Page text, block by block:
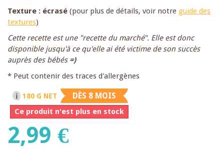
Texture : écrasé (pour plus de détails, voir notre guide des
textures)
Cette recette est une "recette du marché". Elle est donc
disponible jusqu'à ce qu'elle ai été victime de son succès
auprès des bébés =)
* Peut contenir des traces d'allergènes
180 G NET DÈS 8 MOIS
Ce produit n'est plus en stock
2,99 €